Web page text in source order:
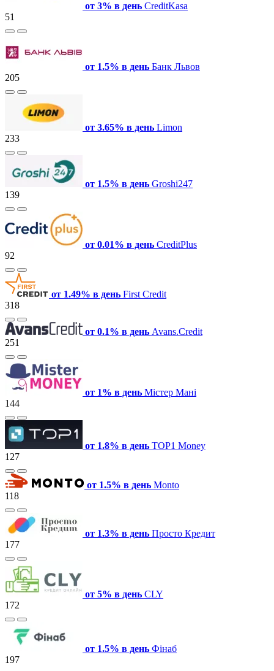
от 3% в день СreditKasa
51
от 1.5% в день Банк Львов
205
от 3.65% в день Limon
233
от 1.5% в день Groshi247
139
от 0.01% в день CreditPlus
92
от 1.49% в день First Credit
318
от 0.1% в день Avans.Credit
251
от 1% в день Містер Мані
144
от 1.8% в день TOP1 Money
127
от 1.5% в день Monto
118
от 1.3% в день Просто Кредит
177
от 5% в день CLY
172
от 1.5% в день Фінаб
197